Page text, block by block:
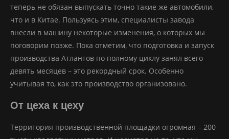
теперь не обязан выпускать точно такие же автомобили,
что и в Китае. Пользуясь этим, специалисты завода
внесли в машину некоторые изменения, о которых мы
поговорим позже. Пока отметим, что подготовка и запуск
производства Атлантов по полному циклу занял всего
девять месяцев – это рекордный срок. Особенно
учитывая то, как это производство организовано.
От цеха к цеху
Территория производственной площадки огромная – 200